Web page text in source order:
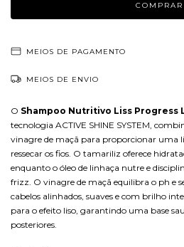
MEIOS DE PAGAMENTO
MEIOS DE ENVIO
O Shampoo Nutritivo Liss Progress
tecnologia ACTIVE SHINE SYSTEM,
vinagre de maçã para proporcionar uma
ressecar os fios. O tamariliz oferece
enquanto o óleo de linhaça nutre e
frizz. O vinagre de maçã equilibra o ph e
cabelos alinhados, suaves e com brilho
para o efeito liso, garantindo uma base
posteriores.